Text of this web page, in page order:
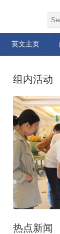
英文主页
组内活动
热点新闻